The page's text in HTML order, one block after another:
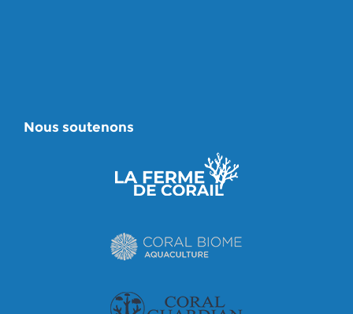
Nous soutenons